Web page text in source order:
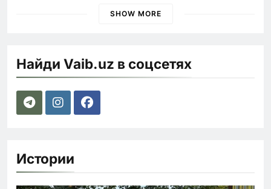
SHOW MORE
Найди Vaib.uz в соцсетях
Истории